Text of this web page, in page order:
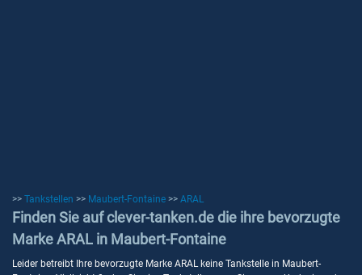
>> Tankstellen >> Maubert-Fontaine >> ARAL
Finden Sie auf clever-tanken.de die ihre bevorzugte
Marke ARAL in Maubert-Fontaine
Leider betreibt Ihre bevorzugte Marke ARAL keine Tankstelle in Maubert-